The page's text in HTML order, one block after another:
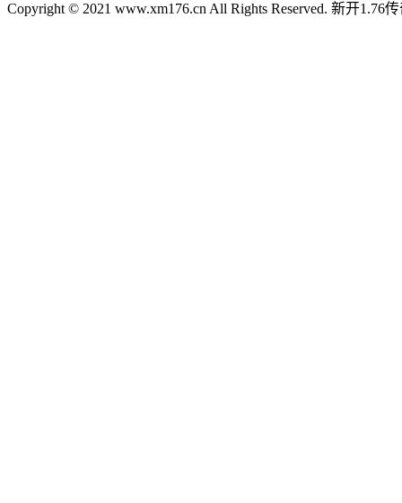
Copyright © 2021 www.xm176.cn All Rights Reserved. 新开1.76